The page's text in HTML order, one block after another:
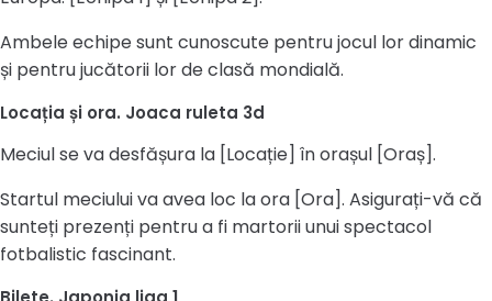
Ambele echipe sunt cunoscute pentru jocul lor dinamic
și pentru jucătorii lor de clasă mondială.
Locația și ora. Joaca ruleta 3d
Meciul se va desfășura la [Locație] în orașul [Oraș].
Startul meciului va avea loc la ora [Ora]. Asigurați-vă că
sunteți prezenți pentru a fi martorii unui spectacol
fotbalistic fascinant.